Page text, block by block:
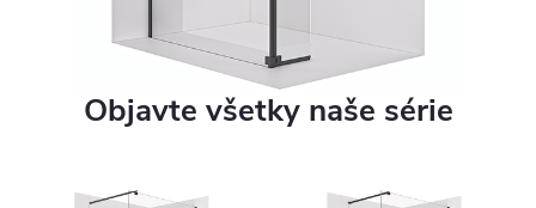
Objavte všetky naše série